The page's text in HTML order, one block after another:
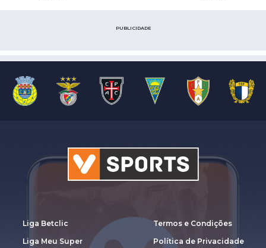
PUBLICIDADE
Liga Betclic
Liga Meu Super
Termos e Condições
Política de Privacidade